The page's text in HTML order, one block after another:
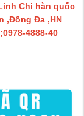
Chi hàn quốc
,Đống Đa ,HN
4888-40